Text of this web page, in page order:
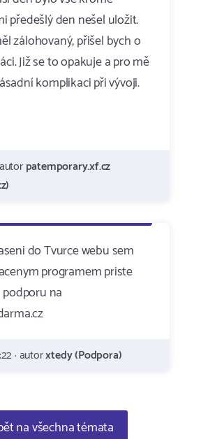
předešlý den nešel uložit.
zálohovaný, přišel bych o
Již se to opakuje a pro mě
komplikaci při vývoji.
patemporary.xf.cz
do Tvurce webu sem
programem priste
na
· autorxtedy (Podpora)
na všechna témata